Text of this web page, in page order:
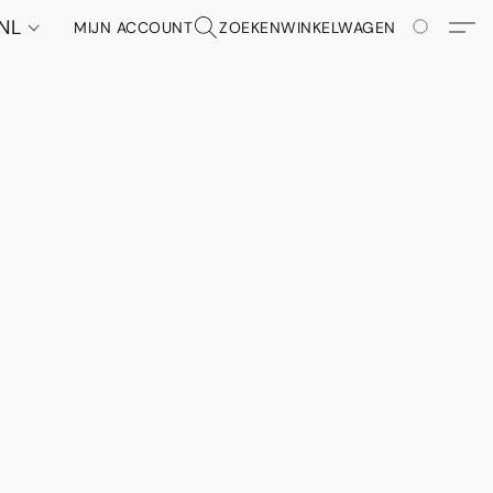
MIJN ACCOUNT ZOEKENWINKELWAGEN